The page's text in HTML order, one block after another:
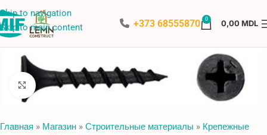
Skip to navigation
Skip to main content
+373 68555870 0 0,00MDL
Нажмите, чтобы увеличить
Главная » Магазин » Строительные материалы » Крепежные